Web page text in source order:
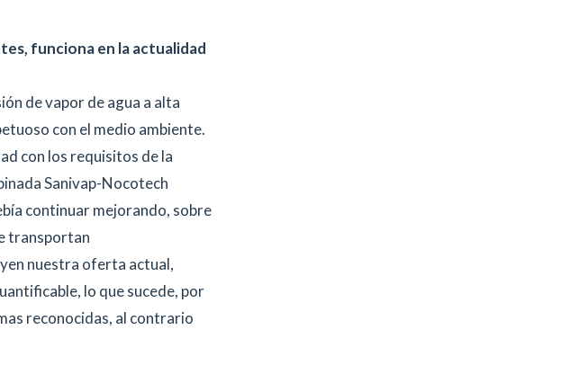
funciona en la actualidad
de vapor de agua a alta
con el medio ambiente.
con los requisitos de la
Sanivap-Nocotech
continuar mejorando, sobre
transportan
nuestra oferta actual,
lo que sucede, por
reconocidas, al contrario